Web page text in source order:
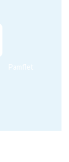
Pamflet